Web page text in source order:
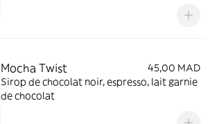
Mocha Twist
45,00 MAD
Sirop de chocolat noir, espresso, lait garnie
de chocolat